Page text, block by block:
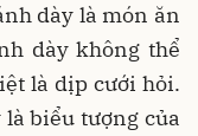
dày là món ăn
dày không thể
là dịp cưới hỏi.
biểu tượng của